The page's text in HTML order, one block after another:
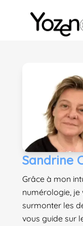
Yozenco -
Sandrine
Grâce à mon
numérologie,
surmonter les
vous guide sur